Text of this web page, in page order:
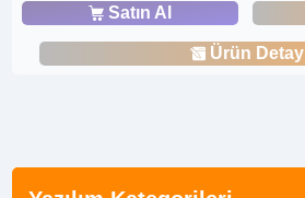
Satın Al
Ürün Detay